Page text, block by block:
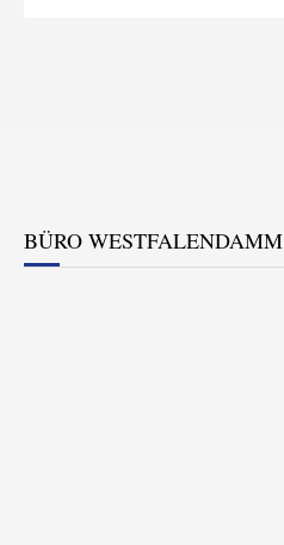
BÜRO WESTFALENDAMM